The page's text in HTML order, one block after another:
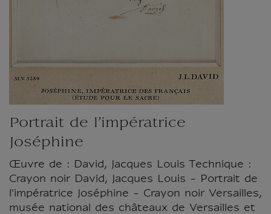
Portrait de l’impératrice
Joséphine
Œuvre de : David, Jacques Louis Technique :
Crayon noir David, Jacques Louis - Portrait de
l'impératrice Joséphine - Crayon noir Versailles,
musée national des châteaux de Versailles et